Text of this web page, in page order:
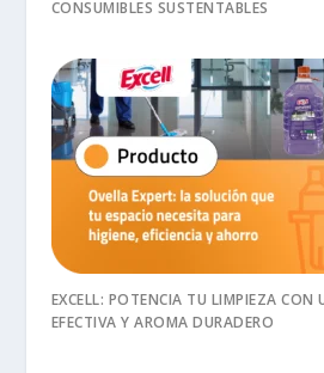
CONSUMIBLES SUSTENTABLES
EXCELL: POTENCIA TU LIMPIEZA CON
EFECTIVA Y AROMA DURADERO